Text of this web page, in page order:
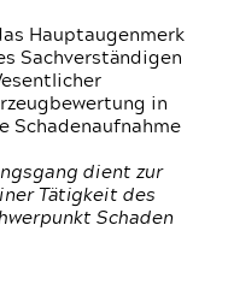
Hauptaugenmerk
Sachverständigen
in
Schadenaufnahme
dient zur
Tätigkeit des
Schaden